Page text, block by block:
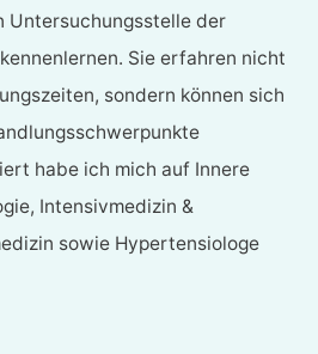
Untersuchungsstelle der
Sie erfahren nicht
sondern können sich
habe ich mich auf Innere
Intensivmedizin &
sowie Hypertensiologe